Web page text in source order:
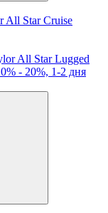
All Star Cruise